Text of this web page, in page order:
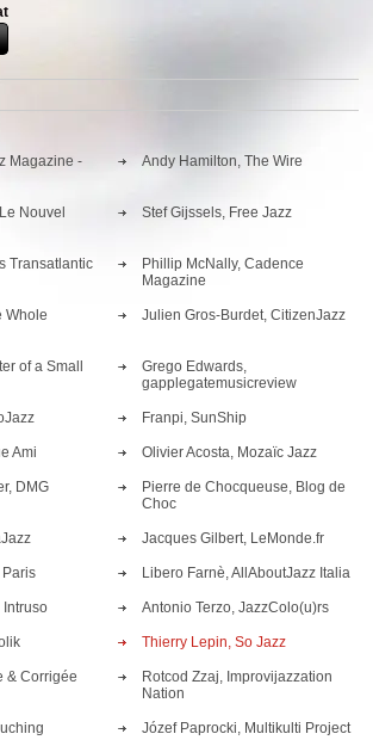
Magazine -
Andy Hamilton, The Wire
Nouvel
Stef Gijssels, Free Jazz
Transatlantic
Phillip McNally, Cadence
Magazine
Whole
Julien Gros-Burdet, CitizenJazz
of a Small
Grego Edwards,
gapplegatemusicreview
Franpi, SunShip
Ami Olivier Acosta, Mozaïc Jazz
DMG
Pierre de Chocqueuse, Blog de
Choc
Jacques Gilbert, LeMonde.fr
Paris Libero Farnè, AllAboutJazz Italia
Antonio Terzo, JazzColo(u)rs
Thierry Lepin, So Jazz
& Corrigée
Rotcod Zzaj, Improvijazzation
Nation
Józef Paprocki, Multikulti Project